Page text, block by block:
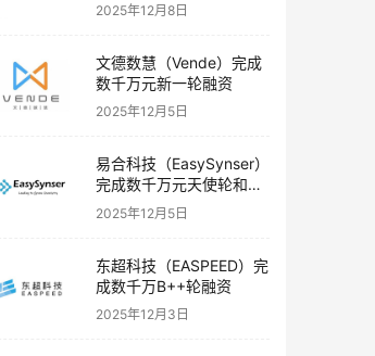
2025年12月8日
文德数慧（Vende）完成
数千万元新一轮融资
2025年12月5日
易合科技（EasySynser）
完成数千万元天使轮和天
使+轮融资
2025年12月5日
东超科技（EASPEED）完
成数千万B++轮融资
2025年12月3日